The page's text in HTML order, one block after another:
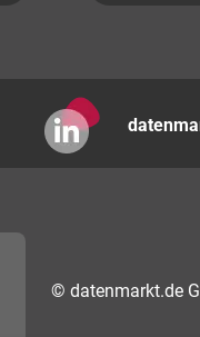
© datenmarkt.de